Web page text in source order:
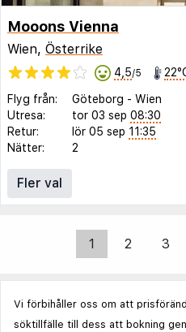
Mooons Vienna
Wien, Österrike
4,5/5
Flyg från: Göteborg - Wien
Utresa:
tor 03 sep 08:30
Retur:
lör 05 sep 11:35
Nätter:
2
Fler val
1 2 3
Vi förbihåller oss om att
söktillfälle till dess att bokning